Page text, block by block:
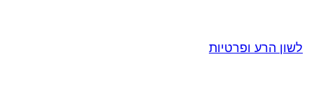
לשון הרע ופרטיות